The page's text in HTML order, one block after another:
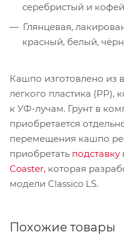
серебристый и
Глянцевая,
красный, белый,
Кашпо изготовлено из
легкого пластика (PP),
к УФ-лучам. Грунт в
приобретается
перемещения кашпо
приобретать подставку
Coaster, которая
модели Classico LS.
Похожие товары